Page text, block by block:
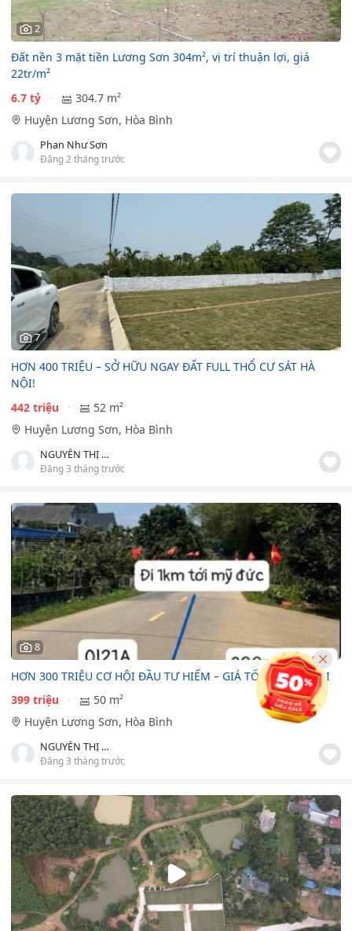
2
Đất nền 3 mặt tiền Lương Sơn 304m², vị trí thuận lợi, giá
22tr/m²
6.7 tỷ
304.7 m²
Huyện Lương Sơn, Hòa Bình
Phan Như Sơn
Đăng 2 tháng trước
7
HƠN 400 TRIỆU – SỞ HỮU NGAY ĐẤT FULL THỔ CƯ SÁT HÀ
NỘI!
442 triệu
52 m²
Huyện Lương Sơn, Hòa Bình
NGUYỄN THỊ HỒNG HÀ
Đăng 3 tháng trước
8
HƠN 300 TRIỆU CƠ HỘI ĐẦU TƯ HIẾM – GIÁ TỐT SÁT HÀ NỘI
399 triệu
50 m²
Huyện Lương Sơn, Hòa Bình
NGUYỄN THỊ HỒNG HÀ
Đăng 3 tháng trước